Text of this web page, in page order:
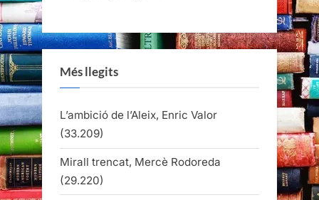
Més llegits
L’ambició de l’Aleix, Enric Valor
(33.209)
Mirall trencat, Mercè Rodoreda
(29.220)